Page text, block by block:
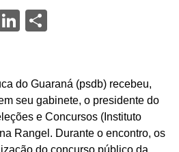
LinkedIn
Share
do Guaraná (psdb) recebeu,
seu gabinete, o presidente do
e Concursos (Instituto
Rangel. Durante o encontro, os
do concurso público da